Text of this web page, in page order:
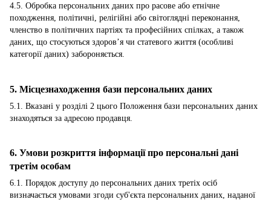
4.5. Обробка персональних даних про расове або етнічне
походження, політичні, релігійні або світоглядні переконання,
членство в політичних партіях та професійних спілках, а також
даних, що стосуються здоров’я чи статевого життя (особливі
категорії даних) забороняється.
5. Місцезнаходження бази персональних даних
5.1. Вказані у розділі 2 цього Положення бази персональних даних
знаходяться за адресою продавця.
6. Умови розкриття інформації про персональні дані
третім особам
6.1. Порядок доступу до персональних даних третіх осіб
визначається умовами згоди суб'єкта персональних даних, наданої